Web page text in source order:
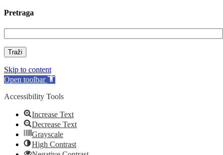
Pretraga
Traži
Skip to content
Open toolbar
Accessibility Tools
Increase Text
Decrease Text
Grayscale
High Contrast